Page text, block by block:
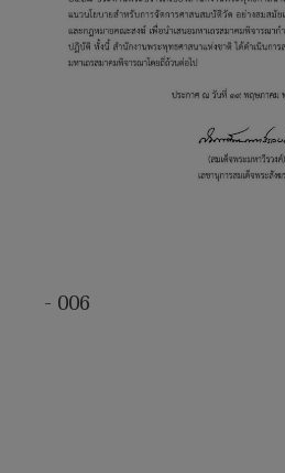
- 006